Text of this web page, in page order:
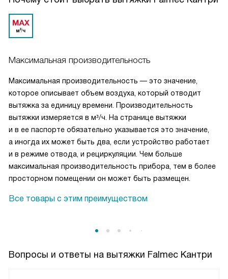
Максимальная производительность
Максимальная производительность — это значение,
которое описывает объем воздуха, который отводит
вытяжка за единицу времени. Производительность
вытяжки измеряется в м³/ч. На странице вытяжки
и в ее паспорте обязательно указывается это значение,
а иногда их может быть два, если устройство работает
и в режиме отвода, и рециркуляции. Чем больше
максимальная производительность прибора, тем в более
просторном помещении он может быть размещен.
Все товары с этим преимуществом
Вопросы и ответы на вытяжки Falmec Кантри